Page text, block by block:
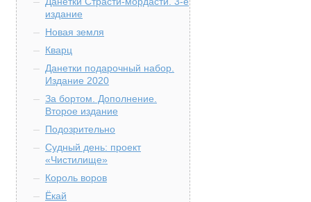
издание
Новая земля
Кварц
Данетки подарочный набор.
Издание 2020
За бортом. Дополнение.
Второе издание
Подозрительно
Судный день: проект
«Чистилище»
Король воров
Ёкай